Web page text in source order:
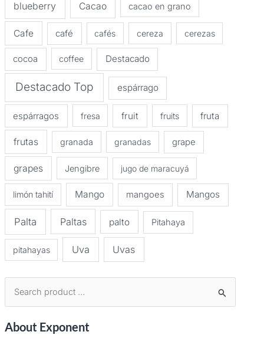
blueberry Cacao cacao en grano
Cafe café cafés cereza cerezas
cocoa coffee Destacado
Destacado Top espárrago
espárragos fresa fruit fruits fruta
frutas granada granadas grape
grapes Jengibre jugo de maracuyá
limón tahití Mango mangoes Mangos
Palta Paltas palto Pitahaya
pitahayas Uva Uvas
s
About Exponent